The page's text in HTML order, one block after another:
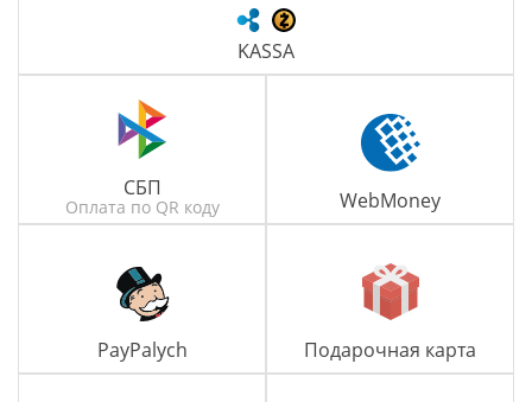
KASSA
СБП
Оплата по QR коду WebMoney
PayPalych Подарочная карта